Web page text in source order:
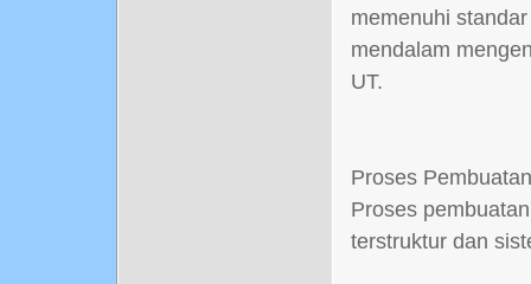
memenuhi
mendalam
UT.
Proses
Proses
terstruktur dan